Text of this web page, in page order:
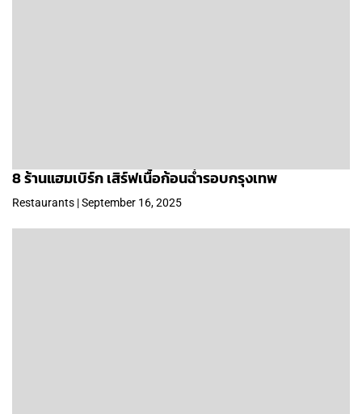
8 ร้านแฮมเบิร์ก เสิร์ฟเนื้อก้อนฉ่ำรอบกรุงเทพ
Restaurants | September 16, 2025